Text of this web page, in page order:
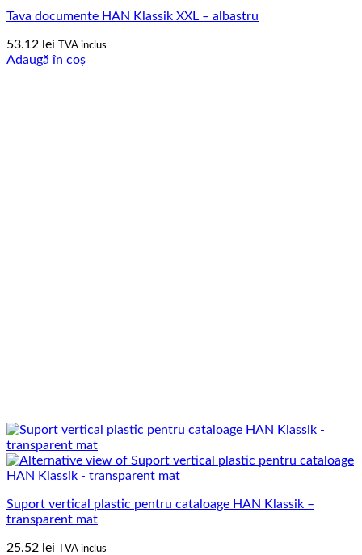
Tava documente HAN Klassik XXL – albastru
53.12 lei TVA inclus
Adaugă în coș
Suport vertical plastic pentru cataloage HAN Klassik –
transparent mat
25.52 lei TVA inclus